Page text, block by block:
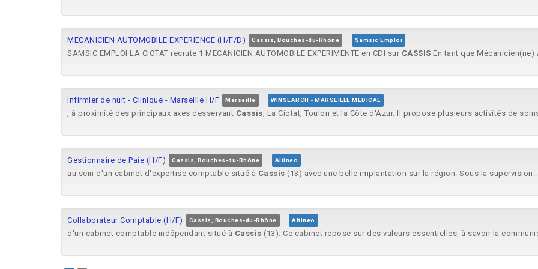
MECANICIEN AUTOMOBILE EXPERIENCE (H/F/D) Cassis, Bouches-du-Rhône Samsic Emploi
SAMSIC EMPLOI LA CIOTAT recrute 1 MECANICIEN AUTOMOBILE EXPERIMENTE en CDI sur CASSIS En tant que Mécanicien(ne)
Infirmier de nuit - Clinique - Marseille H/F Marseille WINSEARCH - MARSEILLE MEDICAL
, à proximité des principaux axes desservant Cassis, La Ciotat, Toulon et la Côte d'Azur. Il propose plusieurs activités de
Gestionnaire de Paie (H/F) Cassis, Bouches-du-Rhône Altineo
au sein d'un cabinet d'expertise comptable situé à Cassis (13) avec une belle implantation sur la région. Sous la
Collaborateur Comptable (H/F) Cassis, Bouches-du-Rhône Altineo
d'un cabinet comptable indépendant situé à Cassis (13). Ce cabinet repose sur des valeurs essentielles, à savoir la